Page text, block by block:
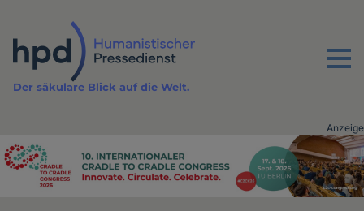
Inhalt
Menu
Der säkulare Blick auf die Welt.
Advertising
Anzeige